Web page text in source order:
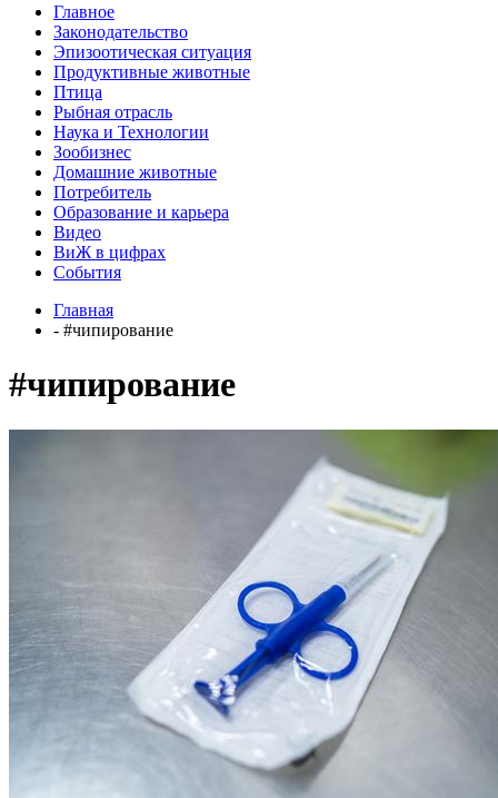
Главное
Законодательство
Эпизоотическая ситуация
Продуктивные животные
Птица
Рыбная отрасль
Наука и Технологии
Зообизнес
Домашние животные
Потребитель
Образование и карьера
Видео
ВиЖ в цифрах
События
Главная
- #чипирование
#чипирование